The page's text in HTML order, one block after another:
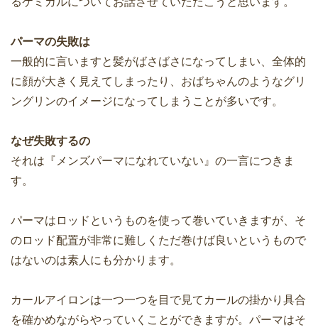
パーマの失敗は
一般的に言いますと髪がばさばさになってしまい、全体的
に顔が大きく見えてしまったり、おばちゃんのようなグリ
ングリンのイメージになってしまうことが多いです。
なぜ失敗するの
それは『メンズパーマになれていない』の一言につきま
す。
パーマはロッドというものを使って巻いていきますが、そ
のロッド配置が非常に難しくただ巻けば良いというもので
はないのは素人にも分かります。
カールアイロンは一つ一つを目で見てカールの掛かり具合
を確かめながらやっていくことができますが。パーマはそ